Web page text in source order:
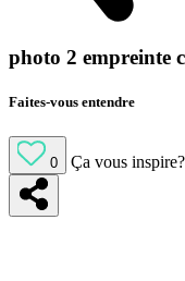
photo 2 empreinte
Faites-vous entendre
0 Ça vous inspire?